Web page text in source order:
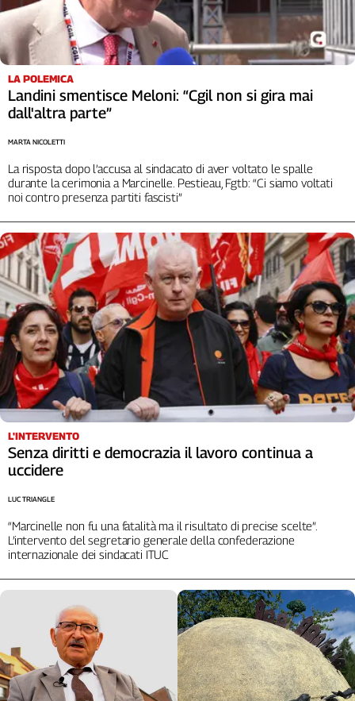
Cerca
Contatti
La
redazione
Newsletter
Social
LA POLEMICA
Landini smentisce Meloni: “Cgil non si gira mai
dall'altra parte”
La risposta dopo l’accusa al sindacato di aver voltato le spalle
durante la cerimonia a Marcinelle. Pestieau, Fgtb: “Ci siamo voltati
noi contro presenza partiti fascisti”
MARTA NICOLETTI
L'INTERVENTO
Senza diritti e democrazia il lavoro continua a
uccidere
“Marcinelle non fu una fatalità ma il risultato di precise scelte”.
L’intervento del segretario generale della confederazione
internazionale dei sindacati ITUC
LUC TRIANGLE